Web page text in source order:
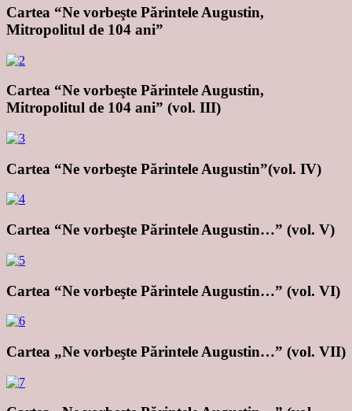
Cartea “Ne vorbeşte Părintele Augustin,
Mitropolitul de 104 ani”
Cartea “Ne vorbeşte Părintele Augustin,
Mitropolitul de 104 ani” (vol. III)
Cartea “Ne vorbeşte Părintele Augustin”(vol. IV)
Cartea “Ne vorbeşte Părintele Augustin…” (vol. V)
Cartea “Ne vorbeşte Părintele Augustin…” (vol. VI)
Cartea „Ne vorbeşte Părintele Augustin…” (vol. VII)